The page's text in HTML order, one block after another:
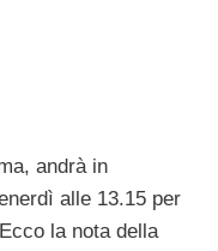
andrà in
alle 13.15 per
la nota della